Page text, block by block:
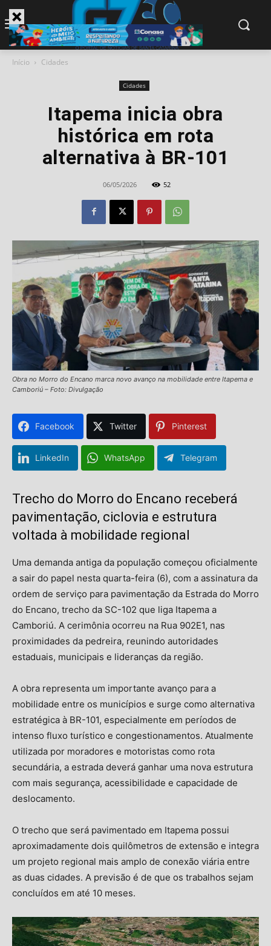
Início Cidades
Cidades
Itapema inicia obra
histórica em rota
alternativa à BR-101
06/05/2026 52
Obra no Morro do Encano marca novo avanço na mobilidade entre Itapema e
Camboriú – Foto: Divulgação
Facebook Twitter Pinterest
LinkedIn WhatsApp Telegram
Trecho do Morro do Encano receberá
pavimentação, ciclovia e estrutura
voltada à mobilidade regional
Uma demanda antiga da população começou oficialmente
a sair do papel nesta quarta-feira (6), com a assinatura da
ordem de serviço para pavimentação da Estrada do Morro
do Encano, trecho da SC-102 que liga Itapema a
Camboriú. A cerimônia ocorreu na Rua 902E1, nas
proximidades da pedreira, reunindo autoridades
estaduais, municipais e lideranças da região.
A obra representa um importante avanço para a
mobilidade entre os municípios e surge como alternativa
estratégica à BR-101, especialmente em períodos de
intenso fluxo turístico e congestionamentos. Atualmente
utilizada por moradores e motoristas como rota
secundária, a estrada deverá ganhar uma nova estrutura
com mais segurança, acessibilidade e capacidade de
deslocamento.
O trecho que será pavimentado em Itapema possui
aproximadamente dois quilômetros de extensão e integra
um projeto regional mais amplo de conexão viária entre
as duas cidades. A previsão é de que os trabalhos sejam
concluídos em até 10 meses.
Tocador
de
modal-check